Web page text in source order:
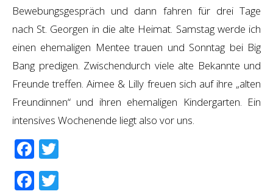
Bewebungsgespräch und dann fahren für drei Tage
nach St. Georgen in die alte Heimat. Samstag werde ich
einen ehemaligen Mentee trauen und Sonntag bei Big
Bang predigen. Zwischendurch viele alte Bekannte und
Freunde treffen. Aimee & Lilly freuen sich auf ihre „alten
Freundinnen“ und ihren ehemaligen Kindergarten. Ein
intensives Wochenende liegt also vor uns.
Facebook
Facebook